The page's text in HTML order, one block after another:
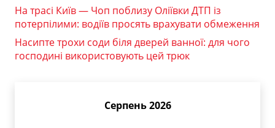
На трасі Київ — Чоп поблизу Оліївки ДТП із
потерпілими: водіїв просять врахувати обмеження
Насипте трохи соди біля дверей ванної: для чого
господині використовують цей трюк
Серпень 2026